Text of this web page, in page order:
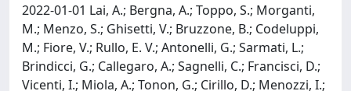
2022-01-01 Lai, A.; Bergna, A.; Toppo, S.; Morganti,
M.; Menzo, S.; Ghisetti, V.; Bruzzone, B.; Codeluppi,
M.; Fiore, V.; Rullo, E. V.; Antonelli, G.; Sarmati, L.;
Brindicci, G.; Callegaro, A.; Sagnelli, C.; Francisci, D.;
Vicenti, I.; Miola, A.; Tonon, G.; Cirillo, D.; Menozzi, I.;